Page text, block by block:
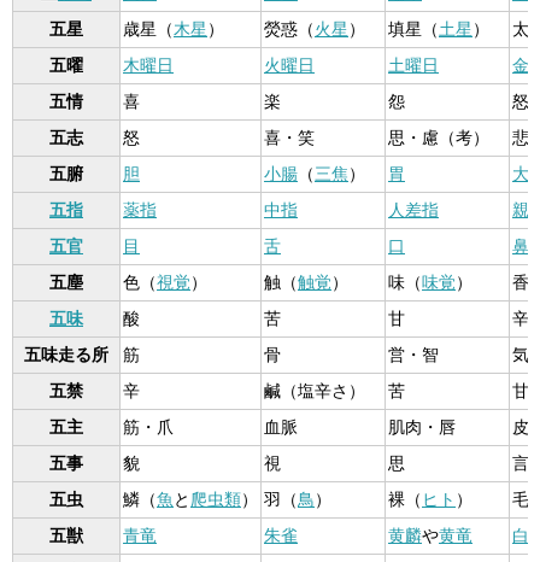
五星
歳星（木星 ） 熒惑（ 火星 ） 填星（土星 ）
太
五曜
木曜日 火曜日 土曜日
金
五情
喜 楽 怨
怒
五志
怒 喜・笑 思・慮（考）
悲
五腑
胆 小腸 （三焦 ） 胃
大
五指
薬指 中指 人差指
親
五官
目 舌 口
鼻
五塵
色（視覚 ） 触（触覚 ） 味（味覚 ）
香
五味
酸 苦 甘
辛
五味走る所
筋 骨 営・智
気
五禁
辛 鹹（塩辛さ） 苦
甘
五主
筋・爪 血脈 肌肉・唇
皮
五事
貌 視 思
言
五虫
鱗（魚 と 爬虫類） 羽（鳥 ） 裸（ ヒト ）
毛
五獣
青竜 朱雀 黄麟や黄竜
白